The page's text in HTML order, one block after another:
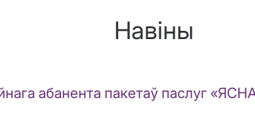
Навіны
абанента пакетаў паслуг